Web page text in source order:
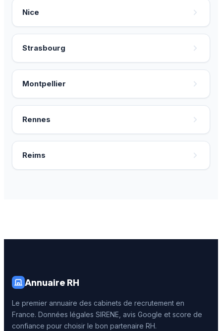
Nice
Strasbourg
Montpellier
Rennes
Reims
Annuaire RH
Le premier annuaire des cabinets de recrutement en
France. Données légales SIRENE, avis Google et score de
confiance pour choisir le bon partenaire RH.